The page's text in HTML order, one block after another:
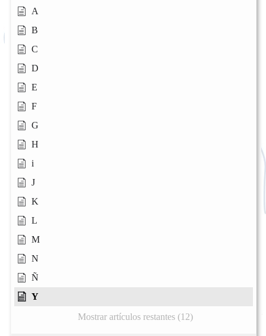
A
B
C
D
E
F
G
H
i
J
K
L
M
N
Ñ
Y
Mostrar artículos restantes (12)